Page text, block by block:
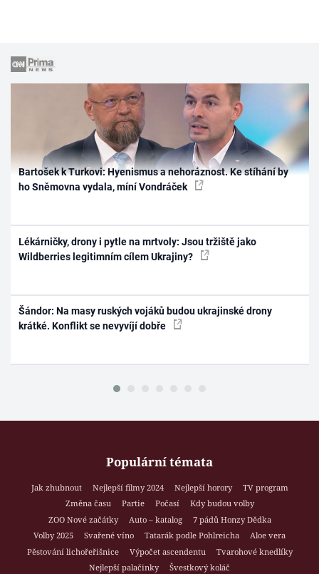
Bartošek k Turkovi: Hyenismus a nehoráznost. Ke stíhání by
ho Sněmovna vydala, míní Vondráček
Lékárničky, drony i pytle na mrtvoly: Jsou tržiště jako
Wildberries legitimním cílem Ukrajiny?
Šándor: Na masy ruských vojáků budou ukrajinské drony
krátké. Konflikt se nevyvíjí dobře
Populární témata
Jak zhubnout Nejlepší filmy 2024 Nejlepší horory
TV program
Změna času
Partie Počasí
Kdy budou volby
ZOO Nové začátky
Auto – katalog
7 pádů Honzy Dědka
Volby 2025
Svařené víno Tatarák podle Pohlreicha
Aloe vera
Pěstování lichořeřišnice
Výpočet ascendentu
Tvarohové knedlíky
Nejlepší palačinky
Švestkový koláč